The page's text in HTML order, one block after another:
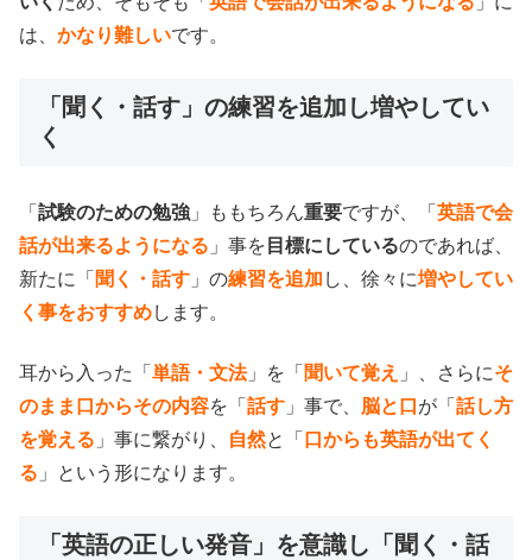
は、 かなり難しいです。
「聞く・話す」の練習を追加し増やしてい
く
「 試験のための勉強 」ももちろん重要ですが、「 英語で会
話が出来るようになる 」事を 目標にしているのであれば、
新たに「 聞く・話す 」の練習を追加 し、徐々に増やしてい
く事をおすすめします。
耳から入った「 単語・文法」を「 聞いて覚え 」、さらにそ
のまま口からその内容を「 話す 」事で、 脳と口 が「 話し方
を覚える 」事に繋がり、 自然と「 口からも英語が出てく
る 」という形になります。
「英語の正しい発音」を意識し「聞く・話